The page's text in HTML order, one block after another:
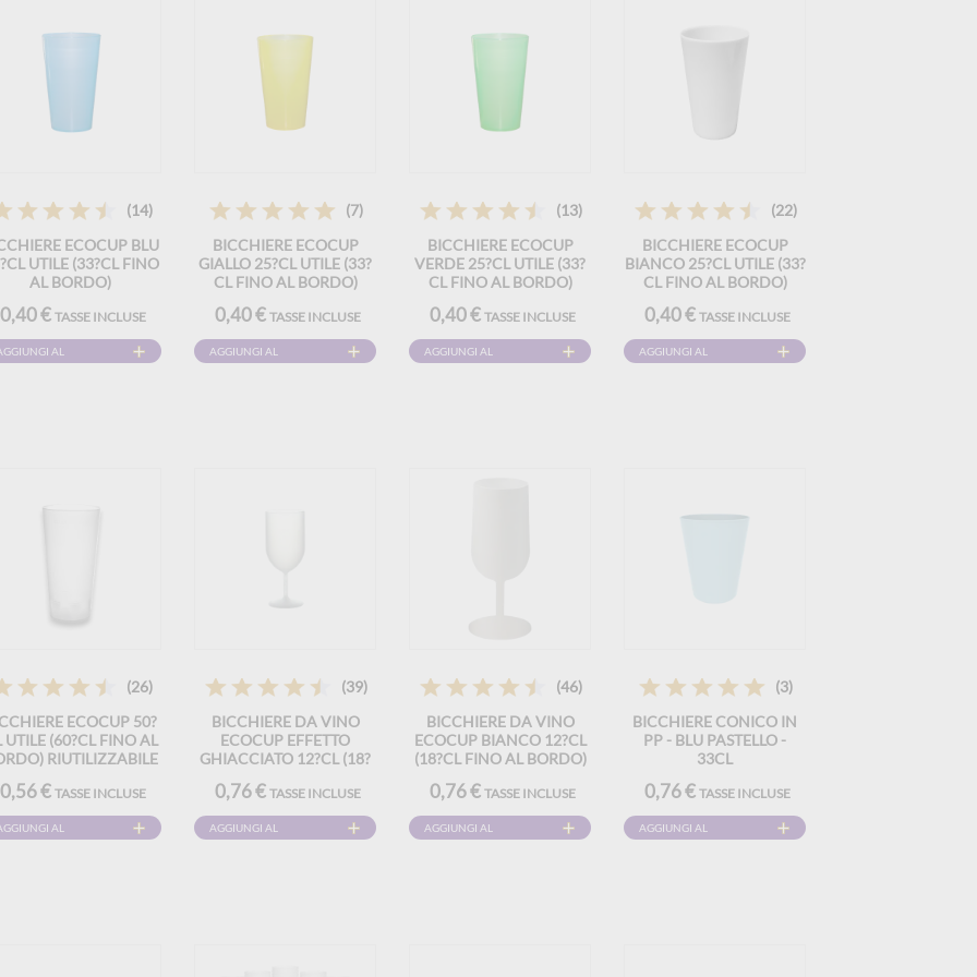
(14)
ECOCUP BLU
UTILE (33?CL FINO
AL BORDO)
MEDIA BIRRA, SUCCO,
BIBITE
0,40 €TASSE INCLUSE
AL
(7)
BICCHIERE ECOCUP
GIALLO 25?CL UTILE (33?
CL FINO AL BORDO)
MEDIA BIRRA, SUCCO,
BIBITE
0,40 €TASSE INCLUSE
AGGIUNGI AL
(13)
BICCHIERE ECOCUP
VERDE 25?CL UTILE (33?
CL FINO AL BORDO)
MEDIA BIRRA, SUCCO,
BIBITE
0,40 €TASSE INCLUSE
AGGIUNGI AL
(22)
BICCHIERE ECOCUP
BIANCO 25?CL UTILE (33?
CL FINO AL BORDO)
MEDIA BIRRA, SUCCO,
BIBITE
0,40 €TASSE INCLUSE
AGGIUNGI AL
(26)
ECOCUP 50?
UTILE (60?CL FINO AL
RIUTILIZZABILE
FRULLATO
0,56 €TASSE INCLUSE
AL
(39)
BICCHIERE DA VINO
ECOCUP EFFETTO
GHIACCIATO 12?CL (18?
RIUTILIZZABILE – TIPO
VINO, DEGUSTAZIONE,
APERITIVO
0,76 €TASSE INCLUSE
AGGIUNGI AL
(46)
BICCHIERE DA VINO
ECOCUP BIANCO 12?CL
(18?CL FINO AL BORDO)
VINO, DEGUSTAZIONE,
APERITIVO
0,76 €TASSE INCLUSE
AGGIUNGI AL
(3)
BICCHIERE CONICO IN
PP - BLU PASTELLO -
33CL
0,76 €TASSE INCLUSE
AGGIUNGI AL